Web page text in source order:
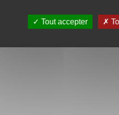
Tout accepter